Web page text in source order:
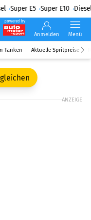
Super E5 Super E10 Diesel
powered by
Anmelden Menü
Tanken Aktuelle Spritpreise
ANZEIGE